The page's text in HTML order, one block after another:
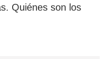
Quiénes son los